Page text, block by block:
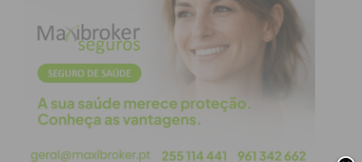
Nascimento de Neto”
Esta atualização integra-se num esforço
governamental de modernização dos serviços
públicos, com o objetivo de tornar a Segurança
Social uma instituição mais simples, ágil e próxima